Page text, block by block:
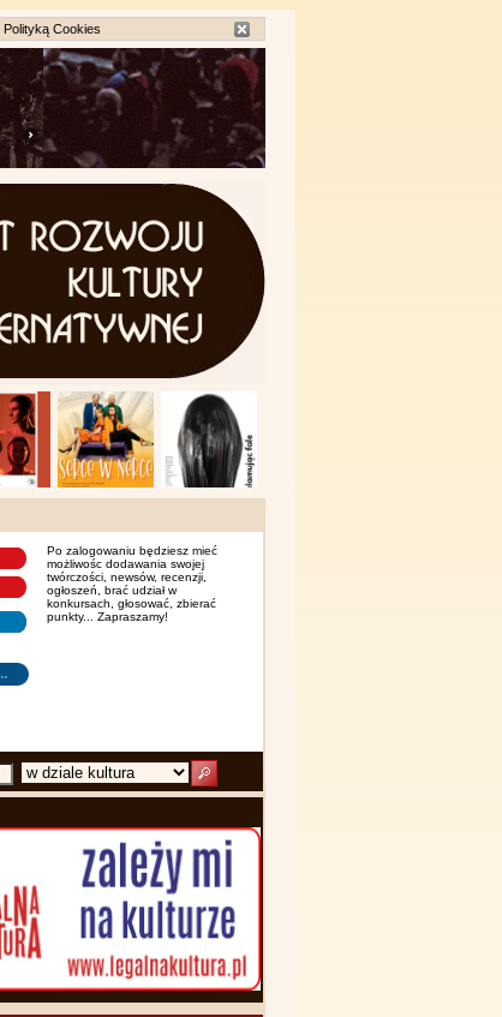
Polityką Cookies
Po zalogowaniu będziesz mieć
możliwośc dodawania swojej
twórczości, newsów, recenzji,
ogłoszeń, brać udział w
konkursach, głosować, zbierać
punkty... Zapraszamy!